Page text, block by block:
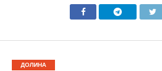
ДОЛИНА